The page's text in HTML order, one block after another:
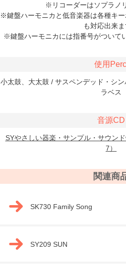
※リコーダーはソプラノ
※鍵盤ハーモニカと低音楽器は各種キ
も対応出来ま
※鍵盤ハーモニカには指番号がついて
使用
小太鼓、大太鼓 / サスペンデッド・シ
ラベス
音源CD
SYやさしい器楽・サンプル・サウン
7）
関連商
SK730 Family Song
SY209 SUN